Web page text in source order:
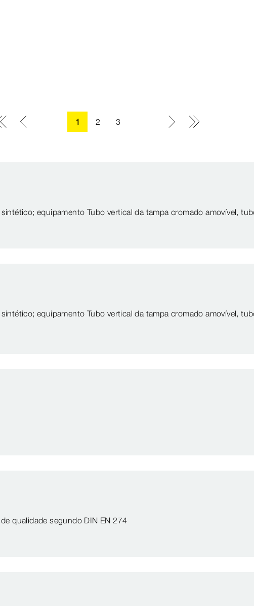
1 2 3
equipamento Tubo vertical da tampa cromado amovível,
equipamento Tubo vertical da tampa cromado amovível,
qualidade segundo DIN EN 274